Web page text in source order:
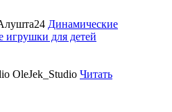
Динамические
игрушки для детей
OleJek_Studio Читать